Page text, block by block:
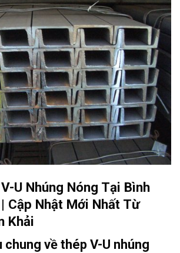
U Nhúng Nóng Tại Bình
| Cập Nhật Mới Nhất Từ
Khải
chung về thép V-U nhúng